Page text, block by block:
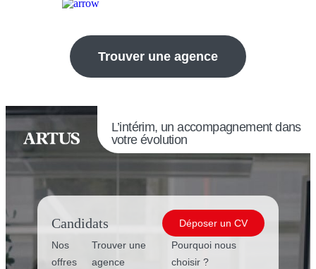
Trouver une agence
L’intérim, un accompagnement dans
votre évolution
Candidats
Déposer un CV
Nos
offres
Trouver une
agence
Pourquoi nous
choisir ?